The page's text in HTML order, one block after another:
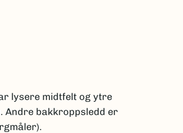
lysere midtfelt og ytre
Andre bakkroppsledd er